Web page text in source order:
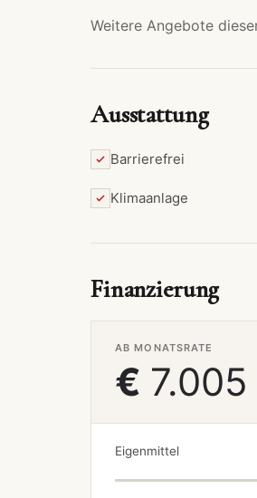
Weitere Angebote
Ausstattung
Barrierefrei
Klimaanlage
Finanzierung
AB MONATSRATE
€ 7.005
Eigenmittel